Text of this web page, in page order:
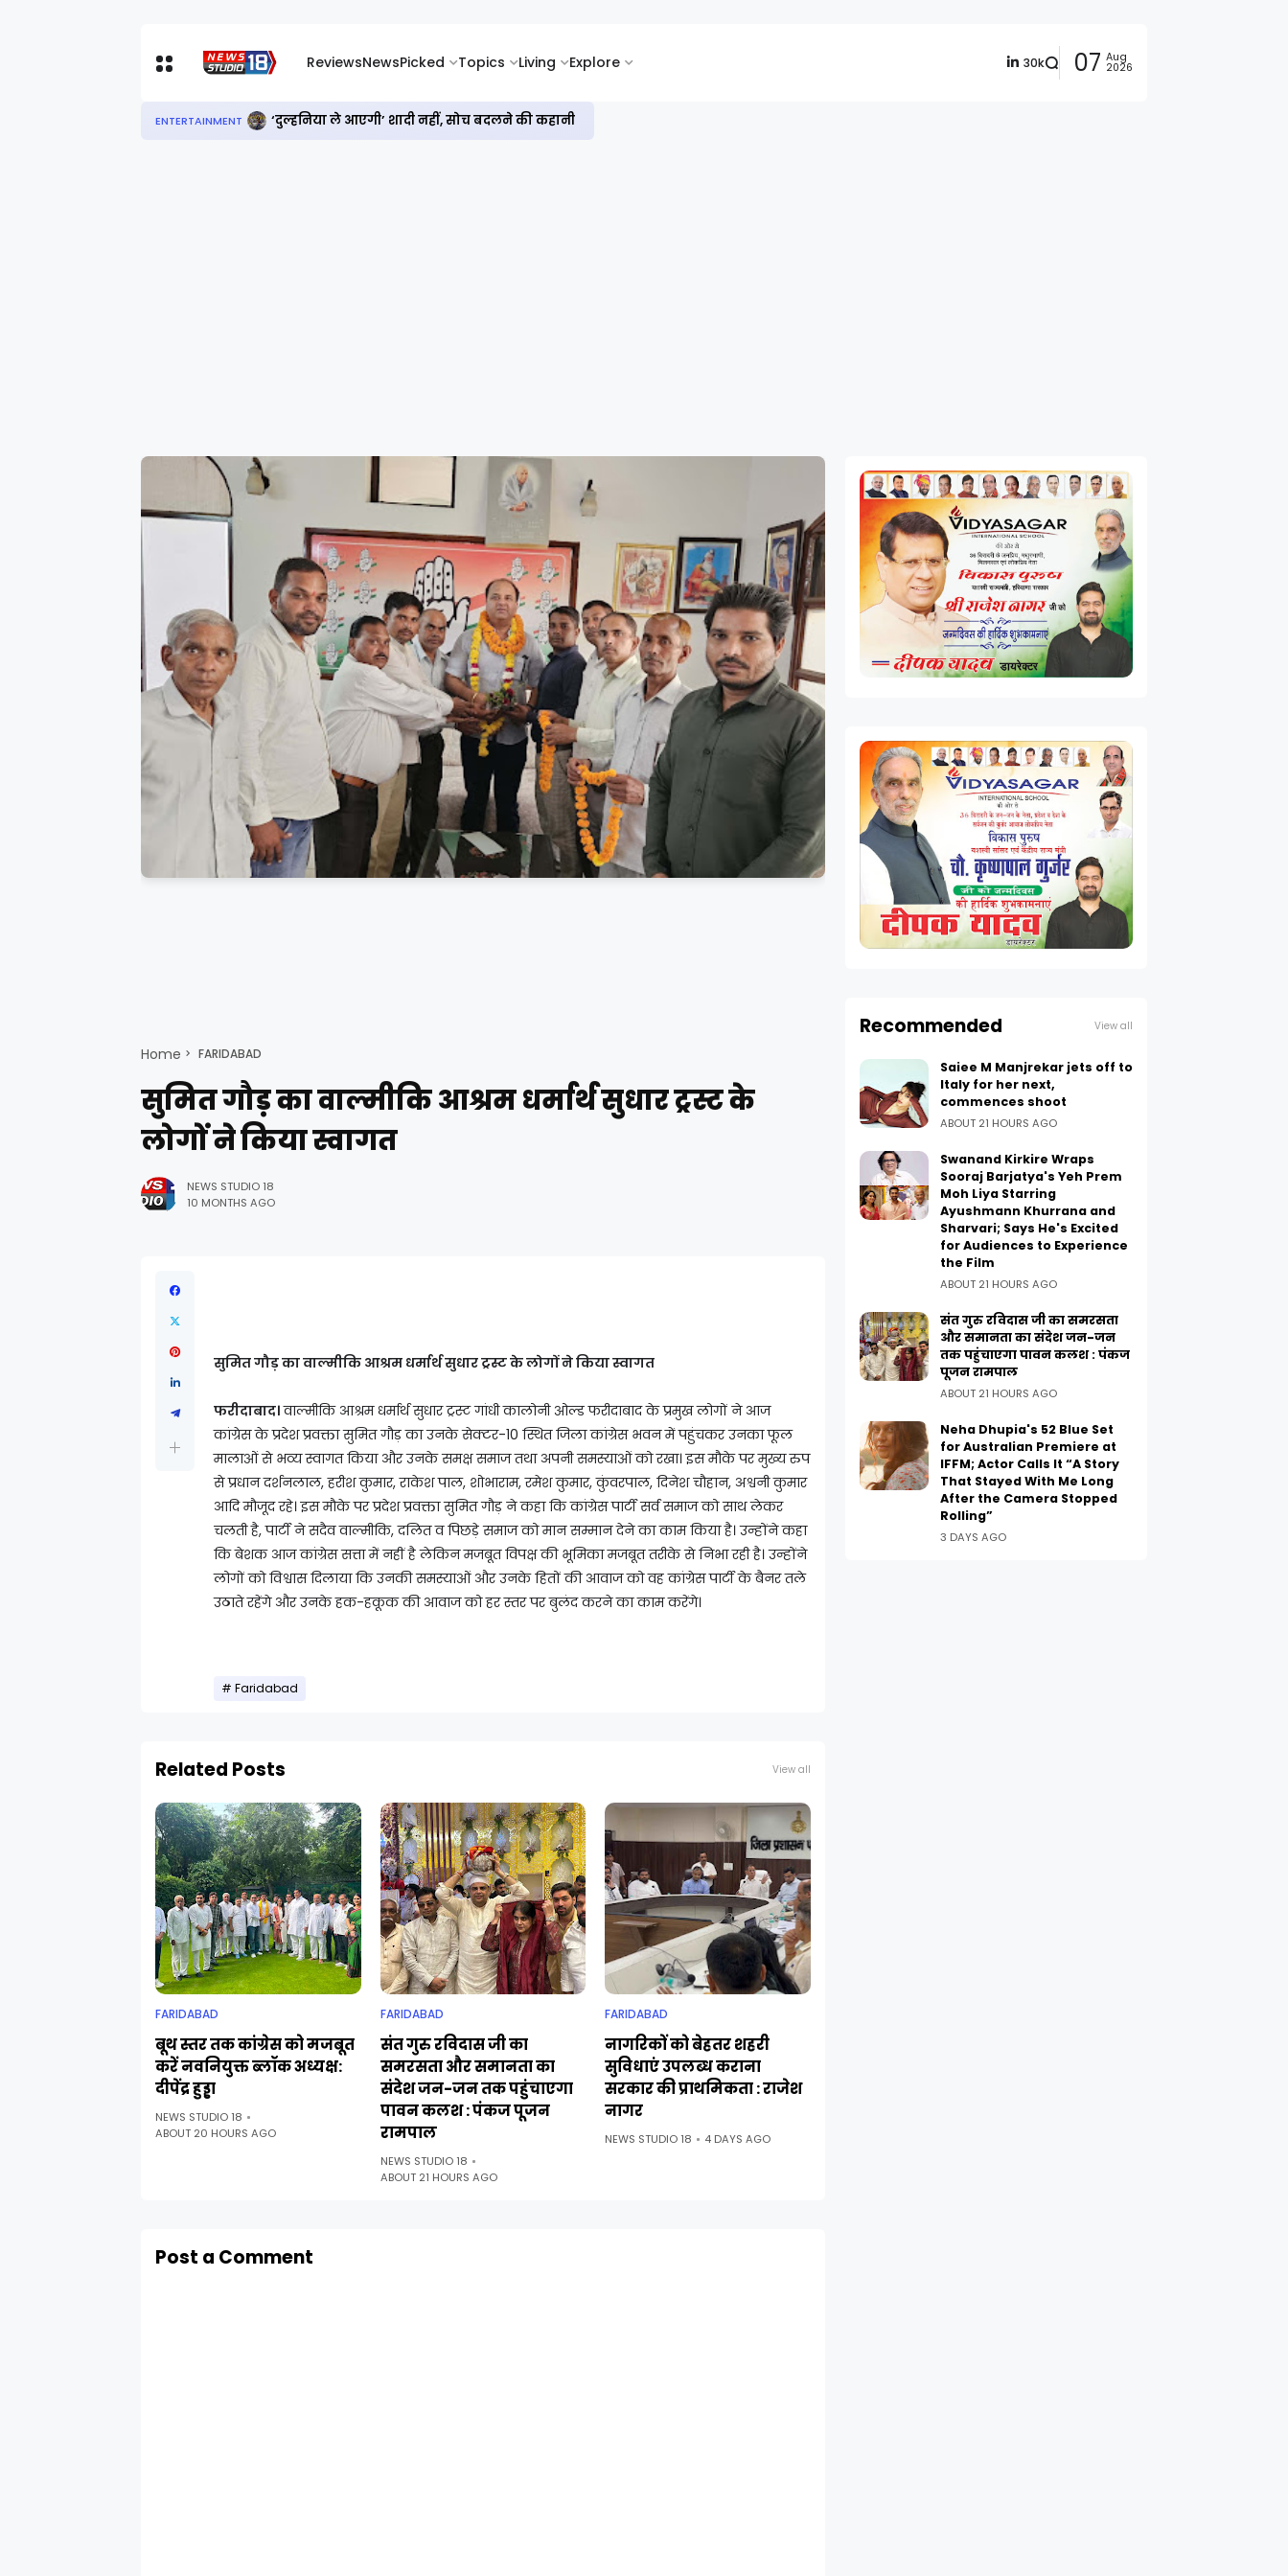
ReviewsNewsPicked Topics Living Explore 30k 07 Aug
2026
ENTERTAINMENT ‘दुल्हनिया ले आएगी’ शादी नहीं, सोच बदलने की कहानी
Home FARIDABAD
सुमित गौड़ का वाल्मीकि आश्रम धर्मार्थ सुधार ट्रस्ट के
लोगों ने किया स्वागत
NEWS STUDIO 18
10 MONTHS AGO
सुमित गौड़ का वाल्मीकि आश्रम धर्मार्थ सुधार ट्रस्ट के लोगों ने किया स्वागत
फरीदाबाद।वाल्मीकि आश्रम धर्मार्थ सुधार ट्रस्ट गांधी कालोनी ओल्ड फरीदाबाद के प्रमुख लोगों ने आज
कांग्रेस के प्रदेश प्रवक्ता सुमित गौड़ का उनके सेक्टर-10 स्थित जिला कांग्रेस भवन में पहुंचकर उनका फूल
मालाओं से भव्य स्वागत किया और उनके समक्ष समाज तथा अपनी समस्याओं को रखा। इस मौके पर मुख्य रुप
से प्रधान दर्शनलाल, हरीश कुमार, राकेश पाल, शोभाराम, रमेश कुमार, कुंवरपाल, दिनेश चौहान, अश्वनी कुमार
आदि मौजूद रहे। इस मौके पर प्रदेश प्रवक्ता सुमित गौड़ ने कहा कि कांग्रेस पार्टी सर्व समाज को साथ लेकर
चलती है, पार्टी ने सदैव वाल्मीकि, दलित व पिछड़े समाज को मान सम्मान देने का काम किया है। उन्होंने कहा
कि बेशक आज कांग्रेस सत्ता में नहीं है लेकिन मजबूत विपक्ष की भूमिका मजबूत तरीके से निभा रही है। उन्होंने
लोगों को विश्वास दिलाया कि उनकी समस्याओं और उनके हितों की आवाज को वह कांग्रेस पार्टी के बैनर तले
उठाते रहेंगे और उनके हक-हकूक की आवाज को हर स्तर पर बुलंद करने का काम करेंगे।
Faridabad
Related Posts View all
FARIDABAD
बूथ स्तर तक कांग्रेस को मजबूत
करें नवनियुक्त ब्लॉक अध्यक्ष:
दीपेंद्र हुड्डा
NEWS STUDIO 18
ABOUT 20 HOURS AGO
FARIDABAD
संत गुरु रविदास जी का
समरसता और समानता का
संदेश जन-जन तक पहुंचाएगा
पावन कलश : पंकज पूजन
रामपाल
NEWS STUDIO 18
ABOUT 21 HOURS AGO
FARIDABAD
नागरिकों को बेहतर शहरी
सुविधाएं उपलब्ध कराना
सरकार की प्राथमिकता : राजेश
नागर
NEWS STUDIO 18 4 DAYS AGO
Post a Comment
Recommended View all
Saiee M Manjrekar jets off to
Italy for her next,
commences shoot
ABOUT 21 HOURS AGO
Swanand Kirkire Wraps
Sooraj Barjatya's Yeh Prem
Moh Liya Starring
Ayushmann Khurrana and
Sharvari; Says He's Excited
for Audiences to Experience
the Film
ABOUT 21 HOURS AGO
संत गुरु रविदास जी का समरसता
और समानता का संदेश जन-जन
तक पहुंचाएगा पावन कलश : पंकज
पूजन रामपाल
ABOUT 21 HOURS AGO
Neha Dhupia's 52 Blue Set
for Australian Premiere at
IFFM; Actor Calls It “A Story
That Stayed With Me Long
After the Camera Stopped
Rolling”
3 DAYS AGO